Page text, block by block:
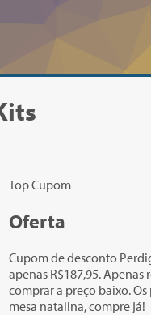
Top Cupom
Oferta
Cupom de desconto
apenas R$187,95.
comprar a preço baixo.
mesa natalina, compre já!